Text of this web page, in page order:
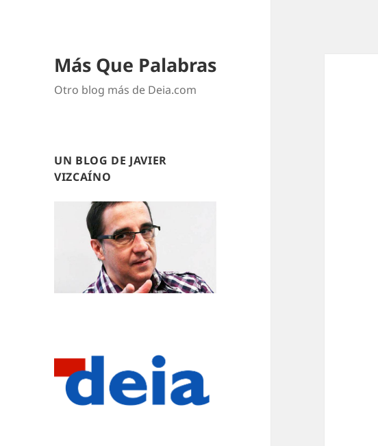
Más Que Palabras
Otro blog más de Deia.com
UN BLOG DE JAVIER
VIZCAÍNO